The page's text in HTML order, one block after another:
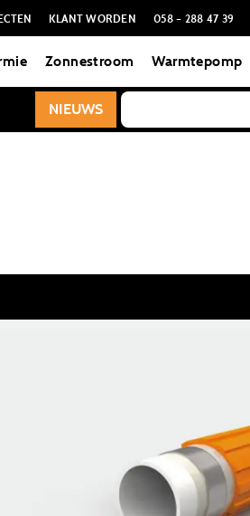
KLANT WORDEN 058 – 288 47 39
Zonnestroom Warmtepomp
NIEUWS